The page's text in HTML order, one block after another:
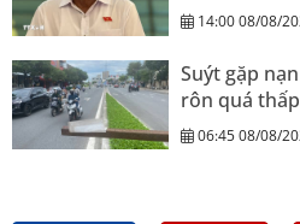
14:00 08/08/
Suýt gặp
rôn quá
06:45 08/08/